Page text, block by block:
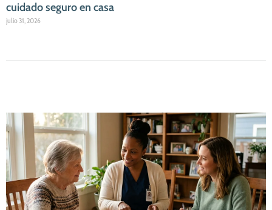
cuidado seguro en casa
julio 31, 2026